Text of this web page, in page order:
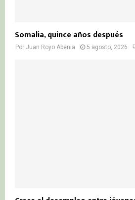
Somalia, quince años después
Por Juan Royo Abenia 5 agosto, 2026